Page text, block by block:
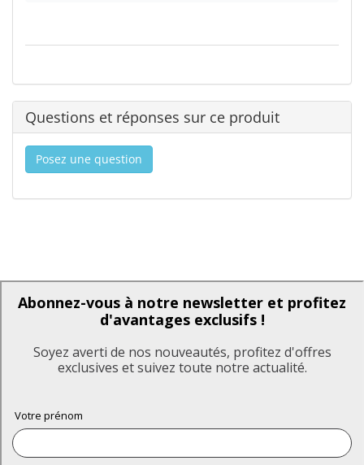
Questions et réponses sur ce produit
Posez une question